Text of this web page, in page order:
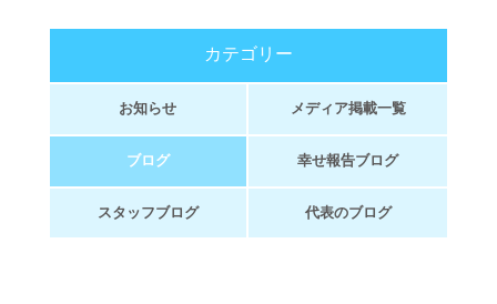
カテゴリー
お知らせ メディア掲載一覧
ブログ 幸せ報告ブログ
スタッフブログ 代表のブログ